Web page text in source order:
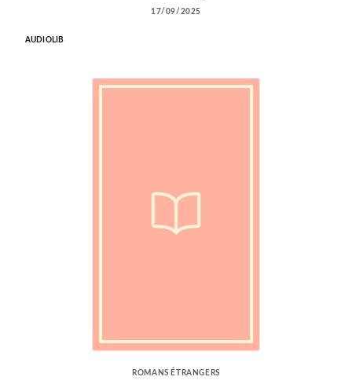
17/09/2025
AUDIOLIB
ROMANS ÉTRANGERS